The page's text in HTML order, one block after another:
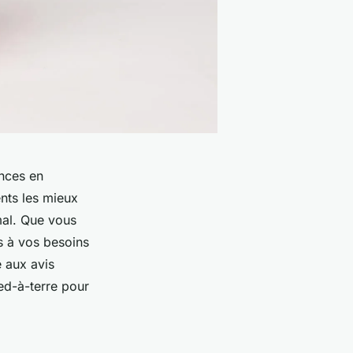
en
les mieux
Que vous
à vos besoins
aux avis
à-terre pour